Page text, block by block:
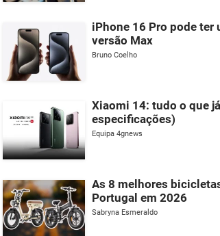
iPhone 16 Pro pode
versão Max
Bruno Coelho
Xiaomi 14: tudo o que
especificações)
Equipa 4gnews
As 8 melhores
Portugal em 2026
Sabryna Esmeraldo